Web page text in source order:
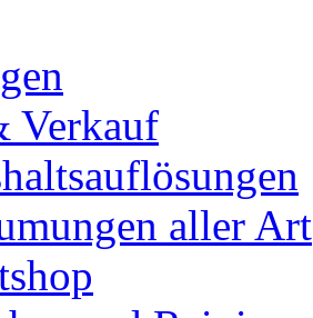
Verkauf
aller Art